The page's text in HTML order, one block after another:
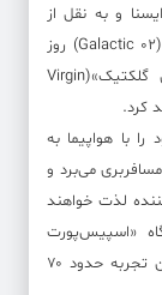
و به نقل از
دیجیتال ترندز، پنجره پرواز ماموریت «گلکتیک ۰۲»(Galactic ۰۲) روز
پنجشنبه ۱۰ اوت باز می‌شود و شرکت «ویرجین گلکتیک»(Virgin
خود را با هواپیما به
می‌برد و
لذت خواهند
«اسپیس‌پورت
آمریکا»(Spaceport America) در نیومکزیکو، کل این تجربه حدود ۷۰